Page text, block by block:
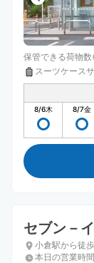
保管できる荷物数
スーツケース
8/6木 8/7金
セブン－
小倉駅から徒
本日の営業時間